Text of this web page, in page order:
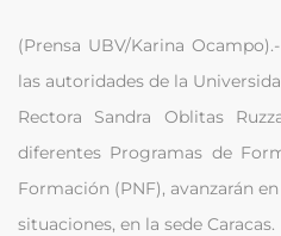
(Prensa UBV/Karina
las autoridades de la
Rectora Sandra Oblitas
diferentes Programas de
Formación (PNF), avanzarán
situaciones, en la sede Caracas.